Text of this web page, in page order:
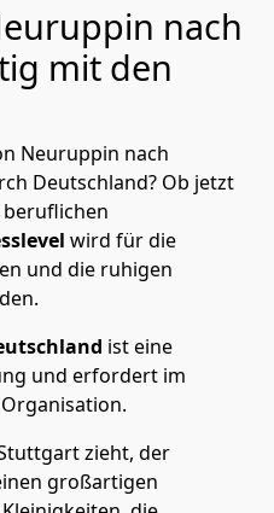
nach
mit den
Neuruppin nach
Deutschland? Ob jetzt
wird für die
und die ruhigen
ist eine
und erfordert im
zieht, der
großartigen